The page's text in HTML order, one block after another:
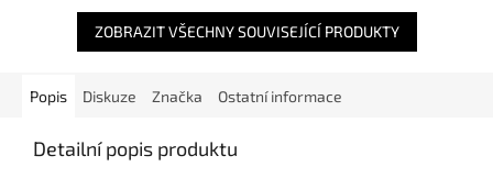
polyester/kov...
ZOBRAZIT VŠECHNY SOUVISEJÍCÍ PRODUKTY
Popis Diskuze Značka Ostatní informace
Detailní popis produktu